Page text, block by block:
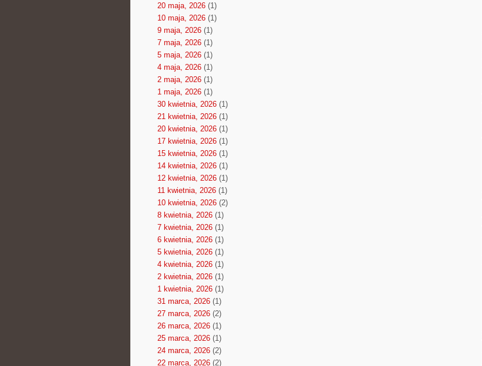
20 maja, 2026(1)
10 maja, 2026(1)
9 maja, 2026(1)
7 maja, 2026(1)
5 maja, 2026(1)
4 maja, 2026(1)
2 maja, 2026(1)
1 maja, 2026(1)
30 kwietnia, 2026(1)
21 kwietnia, 2026(1)
20 kwietnia, 2026(1)
17 kwietnia, 2026(1)
15 kwietnia, 2026(1)
14 kwietnia, 2026(1)
12 kwietnia, 2026(1)
11 kwietnia, 2026(1)
10 kwietnia, 2026(2)
8 kwietnia, 2026(1)
7 kwietnia, 2026(1)
6 kwietnia, 2026(1)
5 kwietnia, 2026(1)
4 kwietnia, 2026(1)
2 kwietnia, 2026(1)
1 kwietnia, 2026(1)
31 marca, 2026(1)
27 marca, 2026(2)
26 marca, 2026(1)
25 marca, 2026(1)
24 marca, 2026(2)
22 marca, 2026(2)